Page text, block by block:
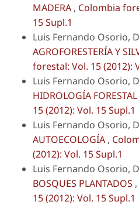
MADERA , Colombia
15 Supl.1
Luis Fernando Osorio,
AGROFORESTERÍA Y
forestal: Vol. 15 (2012):
Luis Fernando Osorio,
HIDROLOGÍA FORESTAL
15 (2012): Vol. 15 Supl.1
Luis Fernando Osorio,
AUTOECOLOGÍA ,
(2012): Vol. 15 Supl.1
Luis Fernando Osorio,
BOSQUES PLANTADOS ,
15 (2012): Vol. 15 Supl.1